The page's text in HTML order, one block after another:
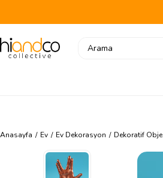
Anasayfa Ev Ev Dekorasyon Dekoratif Obje